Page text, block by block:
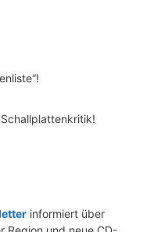
informiert über